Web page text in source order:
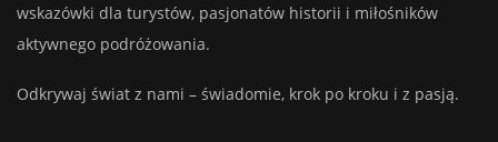
wskazówki dla turystów, pasjonatów historii i miłośników
aktywnego podróżowania.
Odkrywaj świat z nami – świadomie, krok po kroku i z pasją.